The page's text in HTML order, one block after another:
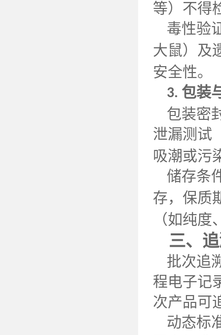
等）不得
毒性验
大鼠）及
安全性。
3. 包装
包装密
泄漏测试
吸潮或污
储存条
存，保质
（如纯度
三、
批次追
程电子记
次产品可
动态标